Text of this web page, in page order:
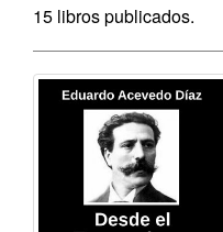
15 libros publicados.